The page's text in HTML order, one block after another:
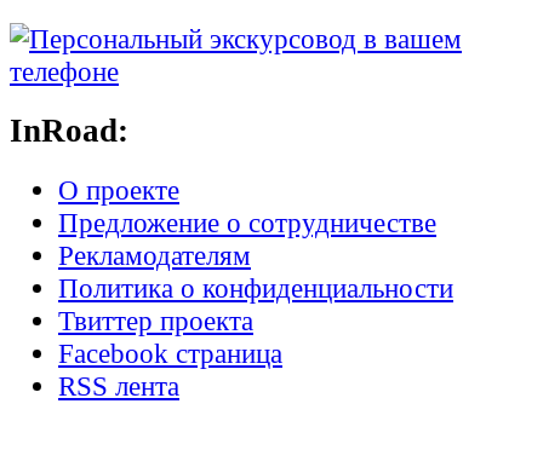
InRoad:
О проекте
Предложение о сотрудничестве
Рекламодателям
Политика о конфиденциальности
Твиттер проекта
Facebook страница
RSS лента